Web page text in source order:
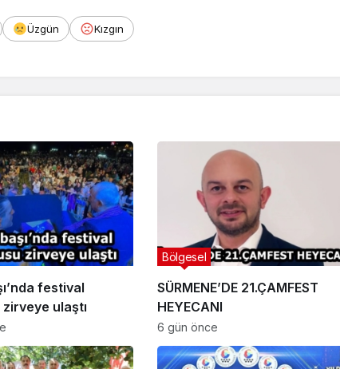
Üzgün Kızgın
festival
ulaştı
SÜRMENE’DE 21.ÇAMFEST
HEYECANI
Bölgesel
6 gün önce